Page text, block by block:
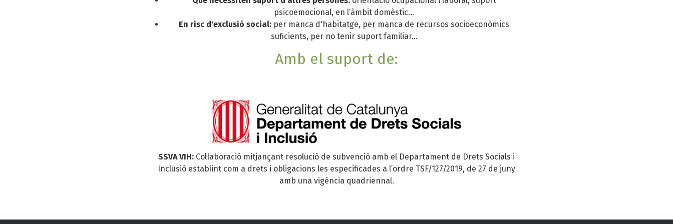
psicoemocional, en l’àmbit domèstic...
En risc d'exclusió social: per manca d'habitatge, per manca de recursos socioeconòmics
suficients, per no tenir suport familiar...
Amb el suport de:
SSVA VIH: Col·laboració mitjançant resolució de subvenció amb el Departament de Drets Socials i
Inclusió establint com a drets i obligacions les especificades a l’ordre TSF/127/2019, de 27 de juny
amb una vigència quadriennal.